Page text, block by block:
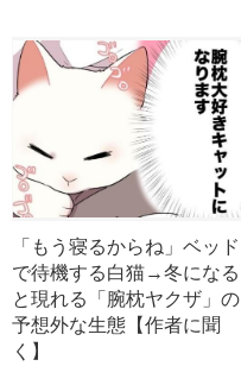
「もう寝るからね」ベッド
で待機する白猫→冬になる
と現れる「腕枕ヤクザ」の
予想外な生態【作者に聞
く】